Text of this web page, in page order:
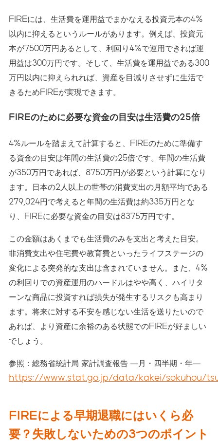
FIREには、生活費を運用益でまかなえる投資元本の4%
以内に抑えるというルールがあります。例えば、投資元
本が7500万円あるとして、利回り4%で運用できれば運
用益は300万円です。そして、生活費を運用益である300
万円以内に抑えられれば、資産を目減りさせずに生活で
きるためFIREが実現できます。
FIREのために必要な資金の目安は生活費の25倍
4%ルールを踏まえて計算すると、FIREのために準備す
る資金の目安は年間の生活費の25倍です。年間の生活費
が350万円であれば、8750万円が必要という計算になり
ます。日本の2人以上の世帯の消費支出の月額平均である
279,024円で考えると年間の生活費は約335万円とな
り、FIREに必要な資金の目安は8375万円です。
この金額はあくまでも生活費のみを支出と考えた目安。
非消費支出や住宅費や教育費といったライフステージの
変化による突発的な支出は含まれていません。また、4%
の利回りでの資産運用のハードルはやや高く、ハイリタ
ーンな商品に投資すれば損失が発生するリスクも高まり
ます。将来に対する不安を感じない生活を送りたいので
あれば、より資産に余裕のある状態でのFIREが好ましい
でしょう。
参照：総務省統計局 家計調査報告 ―月・四半期・年―
https://www.stat.go.jp/data/kakei/sokuhou/
FIREによる早期退職にはいくら必
要？失敗しないための3つのポイント